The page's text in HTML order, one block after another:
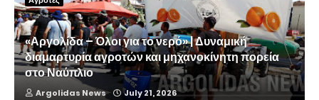
«Αργολίδα – Όλοι για το νερό» | Δυναμική
διαμαρτυρία αγροτών και μηχανοκίνητη πορεία
στο Ναύπλιο
Argolidas News July 21, 2026